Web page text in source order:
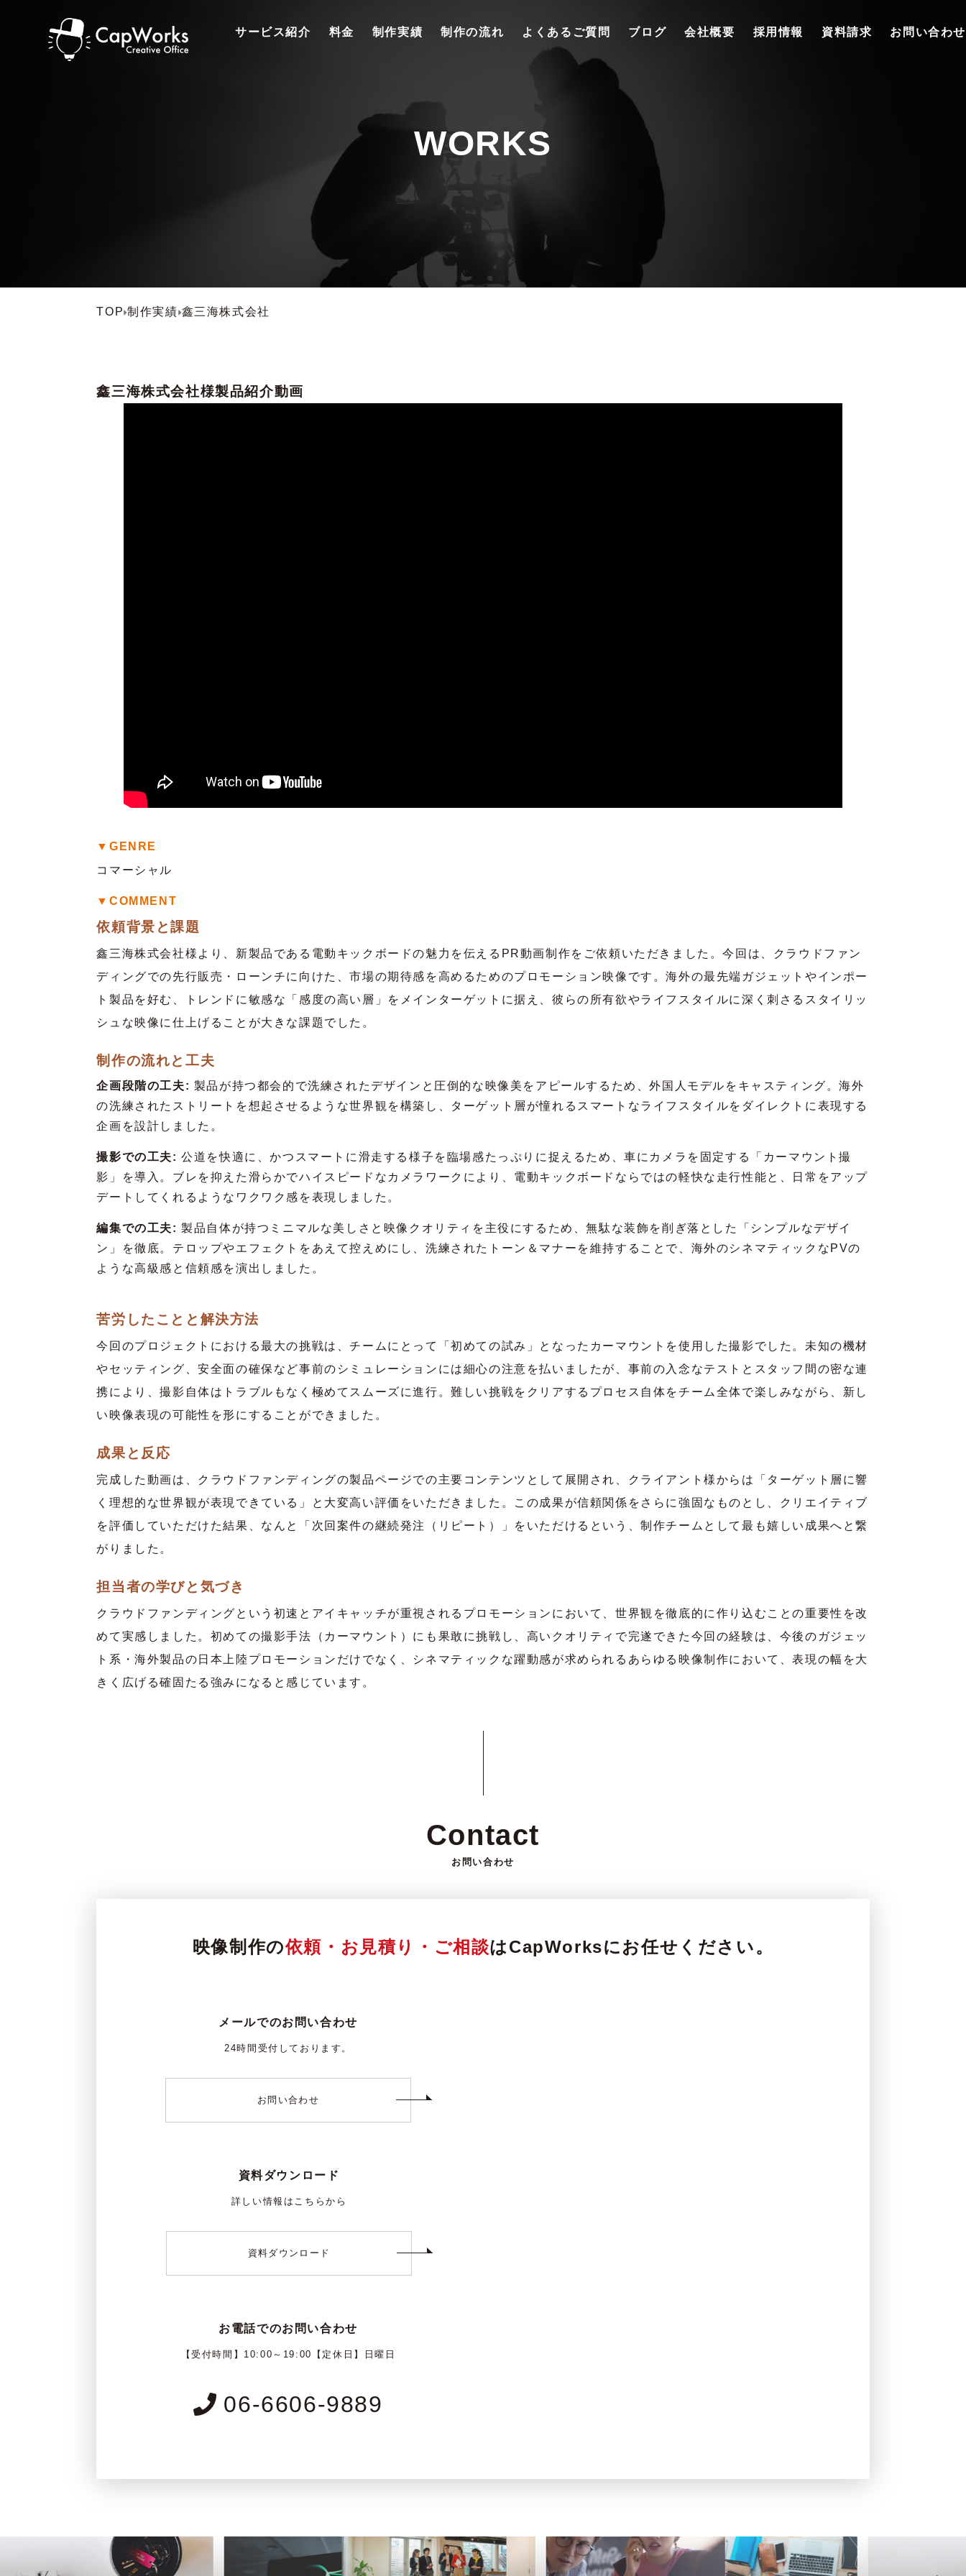
サービス紹介 料金 制作実績 制作の流れ よくあるご質問 ブログ 会社概要 採用情報 資料請求 お問い合わせ
WORKS
TOP 制作実績 鑫三海株式会社
鑫三海株式会社様製品紹介動画
▼GENRE
コマーシャル
▼COMMENT
依頼背景と課題
鑫三海株式会社様より、新製品である電動キックボードの魅力を伝えるPR動画制作をご依頼いただきました。今回は、クラウドファン
ディングでの先行販売・ローンチに向けた、市場の期待感を高めるためのプロモーション映像です。海外の最先端ガジェットやインポー
ト製品を好む、トレンドに敏感な「感度の高い層」をメインターゲットに据え、彼らの所有欲やライフスタイルに深く刺さるスタイリッ
シュな映像に仕上げることが大きな課題でした。
制作の流れと工夫
企画段階の工夫: 製品が持つ都会的で洗練されたデザインと圧倒的な映像美をアピールするため、外国人モデルをキャスティング。海外
の洗練されたストリートを想起させるような世界観を構築し、ターゲット層が憧れるスマートなライフスタイルをダイレクトに表現する
企画を設計しました。
撮影での工夫: 公道を快適に、かつスマートに滑走する様子を臨場感たっぷりに捉えるため、車にカメラを固定する「カーマウント撮
影」を導入。ブレを抑えた滑らかでハイスピードなカメラワークにより、電動キックボードならではの軽快な走行性能と、日常をアップ
デートしてくれるようなワクワク感を表現しました。
編集での工夫: 製品自体が持つミニマルな美しさと映像クオリティを主役にするため、無駄な装飾を削ぎ落とした「シンプルなデザイ
ン」を徹底。テロップやエフェクトをあえて控えめにし、洗練されたトーン＆マナーを維持することで、海外のシネマティックなPVの
ような高級感と信頼感を演出しました。
苦労したことと解決方法
今回のプロジェクトにおける最大の挑戦は、チームにとって「初めての試み」となったカーマウントを使用した撮影でした。未知の機材
やセッティング、安全面の確保など事前のシミュレーションには細心の注意を払いましたが、事前の入念なテストとスタッフ間の密な連
携により、撮影自体はトラブルもなく極めてスムーズに進行。難しい挑戦をクリアするプロセス自体をチーム全体で楽しみながら、新し
い映像表現の可能性を形にすることができました。
成果と反応
完成した動画は、クラウドファンディングの製品ページでの主要コンテンツとして展開され、クライアント様からは「ターゲット層に響
く理想的な世界観が表現できている」と大変高い評価をいただきました。この成果が信頼関係をさらに強固なものとし、クリエイティブ
を評価していただけた結果、なんと「次回案件の継続発注（リピート）」をいただけるという、制作チームとして最も嬉しい成果へと繋
がりました。
担当者の学びと気づき
クラウドファンディングという初速とアイキャッチが重視されるプロモーションにおいて、世界観を徹底的に作り込むことの重要性を改
めて実感しました。初めての撮影手法（カーマウント）にも果敢に挑戦し、高いクオリティで完遂できた今回の経験は、今後のガジェッ
ト系・海外製品の日本上陸プロモーションだけでなく、シネマティックな躍動感が求められるあらゆる映像制作において、表現の幅を大
きく広げる確固たる強みになると感じています。
Contact
お問い合わせ
映像制作の依頼・お見積り・ご相談はCapWorksにお任せください。
メールでのお問い合わせ
24時間受付しております。
お問い合わせ
資料ダウンロード
詳しい情報はこちらから
資料ダウンロード
お電話でのお問い合わせ
【受付時間】10:00～19:00 【定休日】日曜日
06-6606-9889